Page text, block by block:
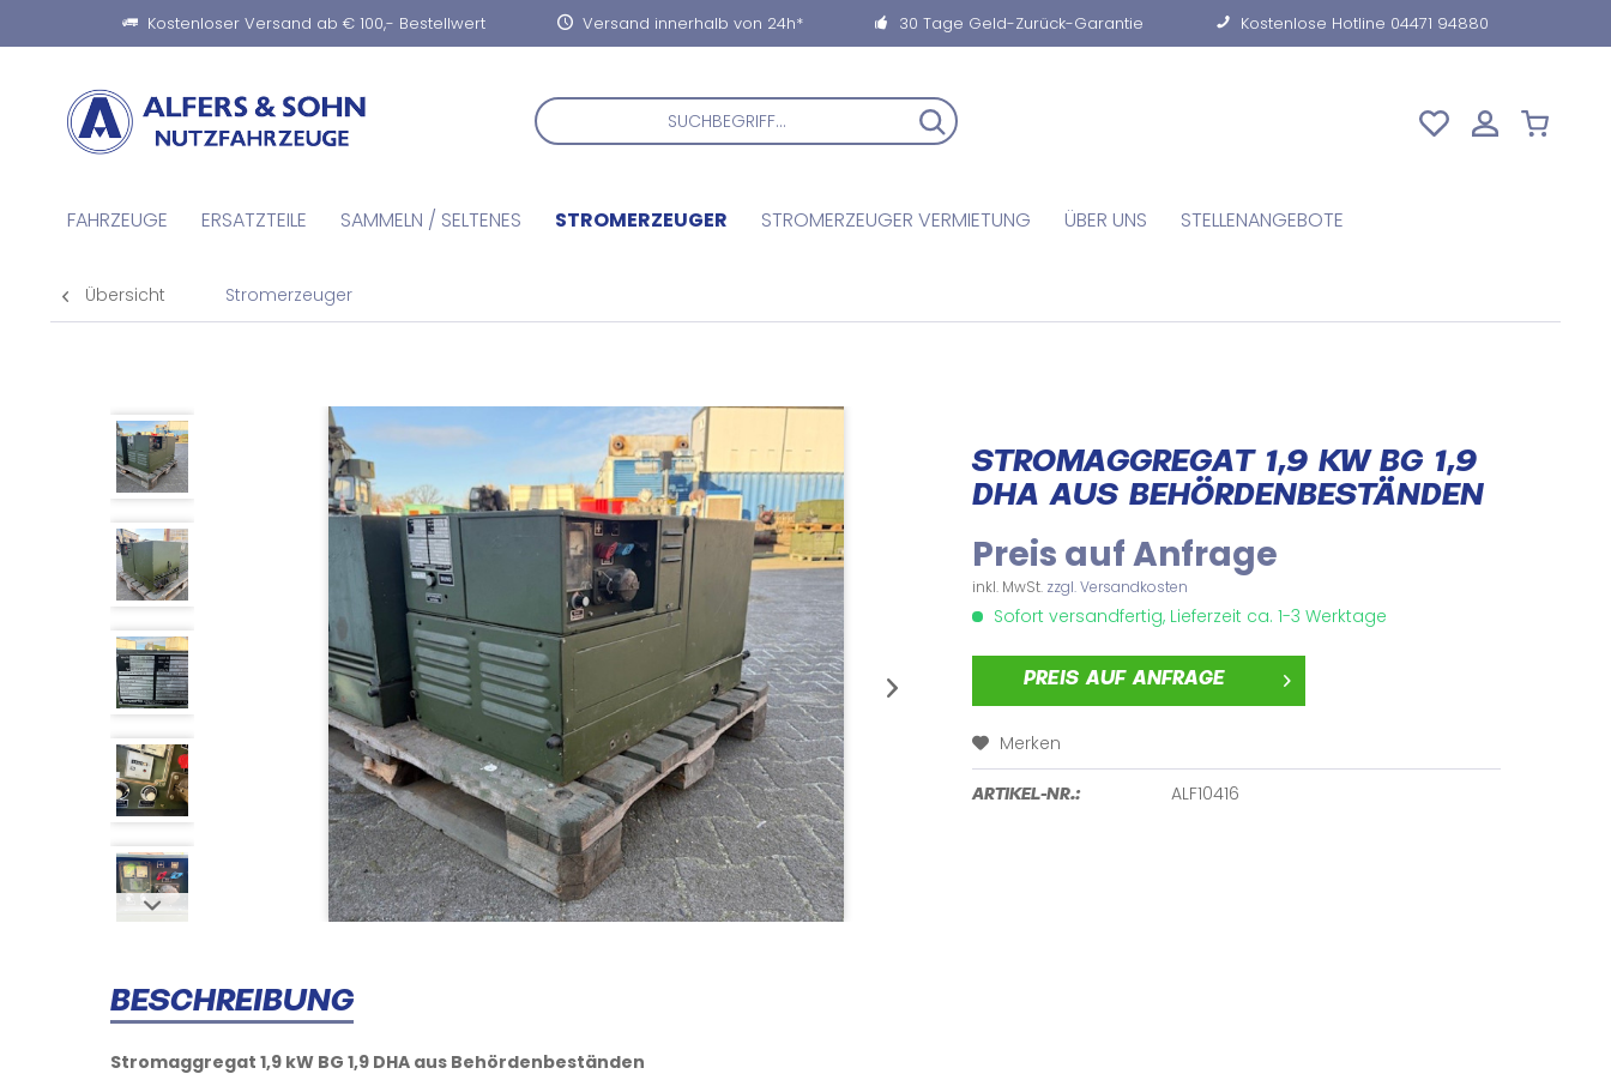
Kostenloser Versand ab € 100,- Bestellwert Versand innerhalb von 24h* 30 Tage Geld-Zurück-Garantie Kostenlose Hotline 04471 94880
FAHRZEUGE ERSATZTEILE SAMMELN / SELTENES STROMERZEUGER STROMERZEUGER VERMIETUNG ÜBER UNS STELLENANGEBOTE
Übersicht Stromerzeuger
STROMAGGREGAT 1,9 KW BG 1,9
DHA AUS BEHÖRDENBESTÄNDEN
Preis auf Anfrage
inkl. MwSt. zzgl. Versandkosten
Sofort versandfertig, Lieferzeit ca. 1-3 Werktage
PREIS AUF ANFRAGE
Merken
ARTIKEL-NR.: ALF10416
BESCHREIBUNG
Stromaggregat 1,9 kW BG 1,9 DHA aus Behördenbeständen